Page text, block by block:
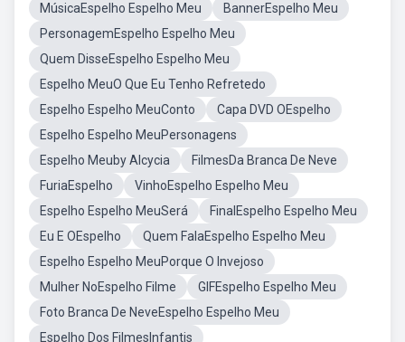
MúsicaEspelho Espelho Meu
BannerEspelho Meu
PersonagemEspelho Espelho Meu
Quem DisseEspelho Espelho Meu
Espelho MeuO Que Eu Tenho Refretedo
Espelho Espelho MeuConto
Capa DVD OEspelho
Espelho Espelho MeuPersonagens
Espelho Meuby Alcycia
FilmesDa Branca De Neve
FuriaEspelho
VinhoEspelho Espelho Meu
Espelho Espelho MeuSerá
FinalEspelho Espelho Meu
Eu E OEspelho
Quem FalaEspelho Espelho Meu
Espelho Espelho MeuPorque O Invejoso
Mulher NoEspelho Filme
GIFEspelho Espelho Meu
Foto Branca De NeveEspelho Espelho Meu
Espelho Dos FilmesInfantis